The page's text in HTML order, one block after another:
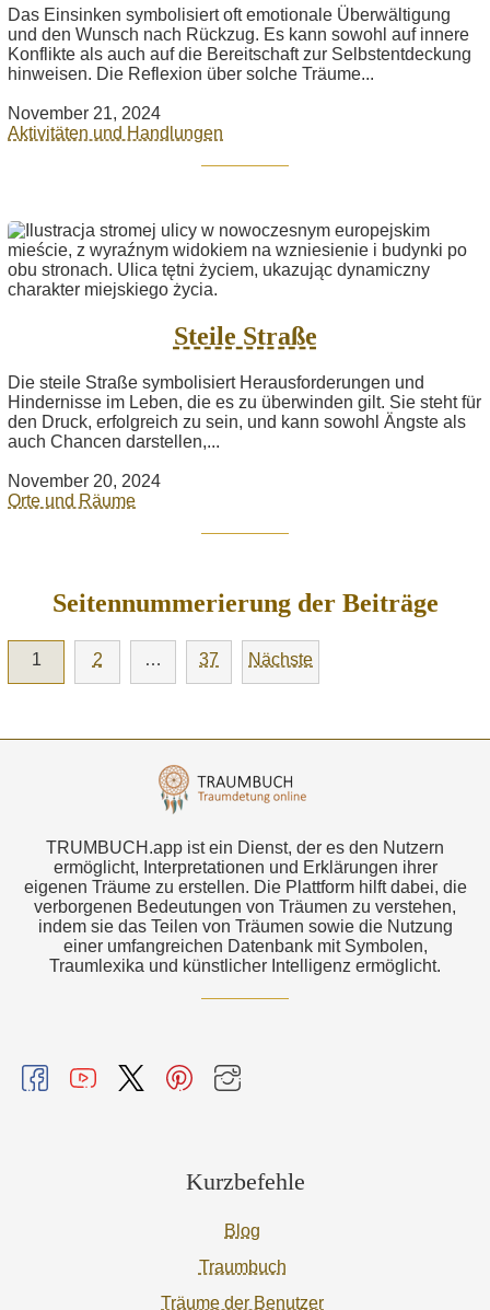
Das Einsinken symbolisiert oft emotionale Überwältigung
und den Wunsch nach Rückzug. Es kann sowohl auf innere
Konflikte als auch auf die Bereitschaft zur Selbstentdeckung
hinweisen. Die Reflexion über solche Träume...
November 21, 2024
Aktivitäten und Handlungen
Steile Straße
Die steile Straße symbolisiert Herausforderungen und
Hindernisse im Leben, die es zu überwinden gilt. Sie steht für
den Druck, erfolgreich zu sein, und kann sowohl Ängste als
auch Chancen darstellen,...
November 20, 2024
Orte und Räume
Seitennummerierung der Beiträge
1 2 … 37 Nächste
TRUMBUCH.app ist ein Dienst, der es den Nutzern
ermöglicht, Interpretationen und Erklärungen ihrer
eigenen Träume zu erstellen. Die Plattform hilft dabei, die
verborgenen Bedeutungen von Träumen zu verstehen,
indem sie das Teilen von Träumen sowie die Nutzung
einer umfangreichen Datenbank mit Symbolen,
Traumlexika und künstlicher Intelligenz ermöglicht.
Kurzbefehle
Blog
Traumbuch
Träume der Benutzer